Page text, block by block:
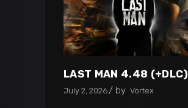
LAST MAN 4.48 (+DLC)
July 2, 2026 by Vortex